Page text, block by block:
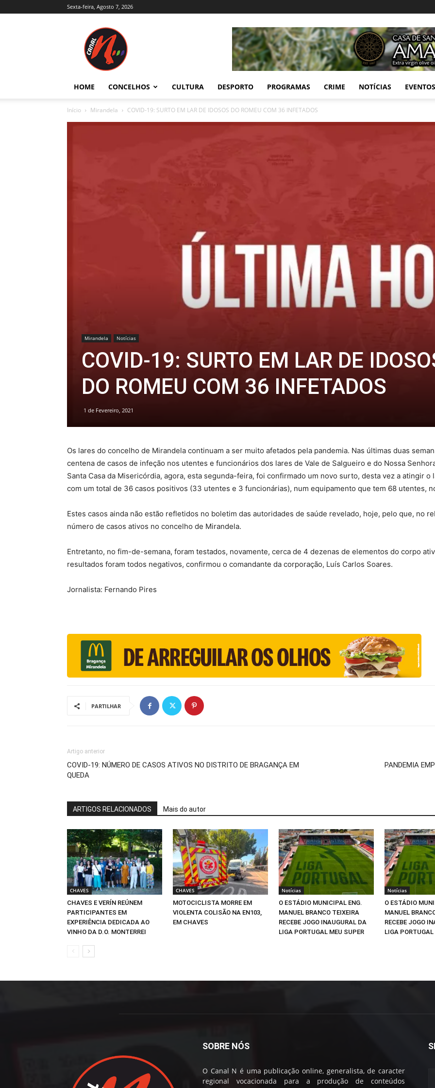
Sexta-feira, Agosto 7, 2026
Trás-
e
Alto
HOME CONCELHOS CULTURA DESPORTO PROGRAMAS CRIME NOTÍCIAS EVENTOS
Início Mirandela COVID-19: SURTO EM LAR DE IDOSOS DO ROMEU COM 36 INFETADOS
Mirandela Notícias
COVID-19: SURTO EM LAR DE
DO ROMEU COM 36 INFETADOS
1 de Fevereiro, 2021
Os lares do concelho de Mirandela continuam a ser muito afetados pela pandemia. Nas últimas duas
centena de casos de infeção nos utentes e funcionários dos lares de Vale de Salgueiro e do Nossa
Santa Casa da Misericórdia, agora, esta segunda-feira, foi confirmado um novo surto, desta vez a atingir
com um total de 36 casos positivos (33 utentes e 3 funcionárias), num equipamento que tem 68 utentes,
Estes casos ainda não estão refletidos no boletim das autoridades de saúde revelado, hoje, pelo que, no
número de casos ativos no concelho de Mirandela.
Entretanto, no fim-de-semana, foram testados, novamente, cerca de 4 dezenas de elementos do corpo
resultados foram todos negativos, confirmou o comandante da corporação, Luís Carlos Soares.
Jornalista: Fernando Pires
PARTILHAR
Artigo anterior
COVID-19: NÚMERO DE CASOS ATIVOS NO DISTRITO DE BRAGANÇA EM
QUEDA
PANDEMIA
ARTIGOS RELACIONADOS Mais do autor
CHAVES
CHAVES E VERÍN REÚNEM
PARTICIPANTES EM
EXPERIÊNCIA DEDICADA AO
VINHO DA D.O. MONTERREI
CHAVES
MOTOCICLISTA MORRE EM
VIOLENTA COLISÃO NA EN103,
EM CHAVES
Notícias
O ESTÁDIO MUNICIPAL ENG.
MANUEL BRANCO TEIXEIRA
RECEBE JOGO INAUGURAL DA
LIGA PORTUGAL MEU SUPER
Notícias
O ESTÁDIO
MANUEL
RECEBE JOGO
LIGA PORTUGAL
SOBRE NÓS
O Canal N é uma publicação online, generalista, de caracter
regional vocacionada para a produção de conteúdos